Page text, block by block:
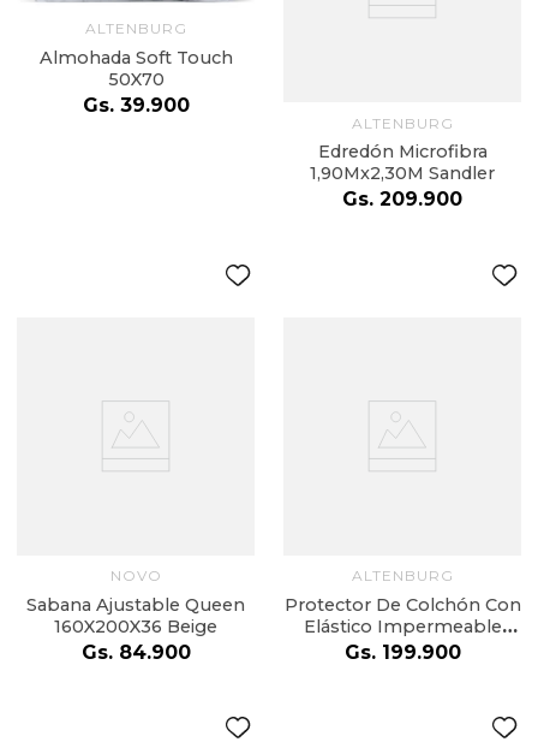
ALTENBURG
Almohada Soft Touch
50X70
Gs. 39.900
ALTENBURG
Edredón Microfibra
1,90Mx2,30M Sandler
Gs. 209.900
NOVO
Sabana Ajustable Queen
160X200X36 Beige
Gs. 84.900
ALTENBURG
Protector De Colchón Con
Elástico Impermeable
Toque Acetinado - 1 58M X
Gs. 199.900